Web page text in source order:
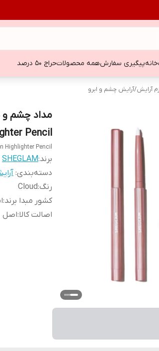
خانهپیگیری سفارشهمه محصولاتحراج ۵۰ درصد
آرایش/آرایش چشم و ابرو
Pencil
Highlighter Pencil
برند:SHEGLAM
دسته‌بندی:
رنگ:
Cloud
کشور مبدا برند:
اصالت کالا:اصل